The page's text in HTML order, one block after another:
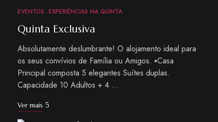
21
EVENTOS EXPERIÊNCIAS NA QUINTA
Quinta Exclusiva
Absolutamente deslumbrante! O alojamento ideal para
os seus convívios de Família ou Amigos. ▪Casa
Principal composta 5 elegantes Suítes duplas.
Capacidade 10 Adultos + 4 …
Ver mais